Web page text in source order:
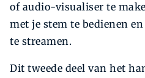
of audio-visualiser te
met je stem te bedienen
te streamen.
Dit tweede deel van het